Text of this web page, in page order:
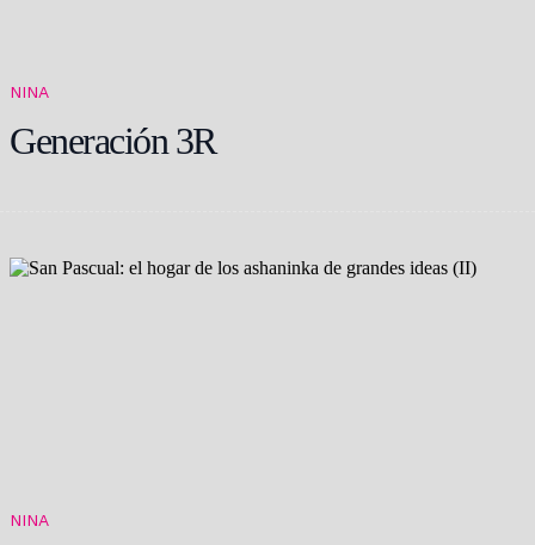
NINA
Generación 3R
NINA